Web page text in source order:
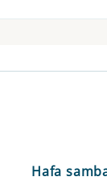
Hafa